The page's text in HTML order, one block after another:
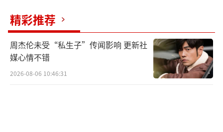
精彩推荐
周杰伦未受“私生子”传闻影响 更新社
媒心情不错
2026-08-06 10:46:31